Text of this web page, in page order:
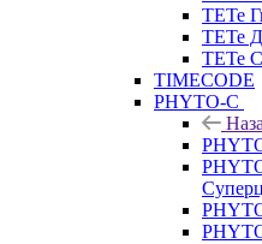
TETe
TETe
TETe
TIMECODE
PHYTO-C